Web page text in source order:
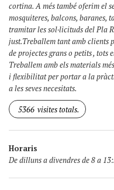
cortina. A més també oferim el
mosquiteres, balcons, baranes,
tramitar les sol·licituds del Pla
just.Treballem tant amb clients
de projectes grans o petits , tots
Treballem amb els materials
i flexibilitat per portar a la
a les seves necesitats.
5366 visites totals.
Horaris
De dilluns a divendres de 8 a